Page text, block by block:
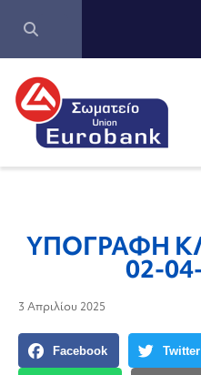
ΥΠΟΓΡΑΦΗ
02-
3 Απριλίου 2025
Facebook Twitter